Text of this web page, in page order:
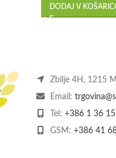
DODAJ V
Zbilje 4H, 1215
Email:
Tel: +386 1 36
GSM: +386 41